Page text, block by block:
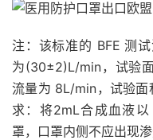
注：该标准的 BFE 测
为(30±2)L/min，试验
流量为 8L/min，试验
求：将2mL合成血液
罩，口罩内侧不应出现渗